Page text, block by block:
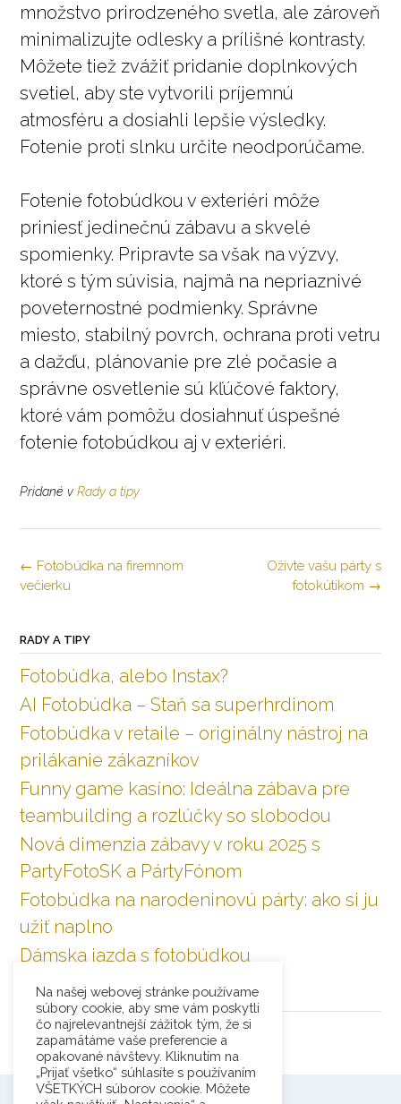
množstvo prirodzeného svetla, ale zároveň
minimalizujte odlesky a prílišné kontrasty.
Môžete tiež zvážiť pridanie doplnkových
svetiel, aby ste vytvorili príjemnú
atmosféru a dosiahli lepšie výsledky.
Fotenie proti slnku určite neodporúčame.
Fotenie fotobúdkou v exteriéri môže
priniesť jedinečnú zábavu a skvelé
spomienky. Pripravte sa však na výzvy,
ktoré s tým súvisia, najmä na nepriaznivé
poveternostné podmienky. Správne
miesto, stabilný povrch, ochrana proti vetru
a dažďu, plánovanie pre zlé počasie a
správne osvetlenie sú kľúčové faktory,
ktoré vám pomôžu dosiahnuť úspešné
fotenie fotobúdkou aj v exteriéri.
Pridané v Rady a tipy
Navigácia
v
Oživte vašu párty s
fotokútikom →
← Fotobúdka na firemnom
večierku
RADY A TIPY
Fotobúdka, alebo Instax?
AI Fotobúdka – Staň sa superhrdinom
Fotobúdka v retaile – originálny nástroj na
prilákanie zákazníkov
Funny game kasíno: Ideálna zábava pre
teambuilding a rozlúčky so slobodou
Nová dimenzia zábavy v roku 2025 s
PartyFotoSK a PártyFónom
Fotobúdka na narodeninovú párty: ako si ju
užiť naplno
Dámska jazda s fotobúdkou
RECENZIE
Na našej webovej stránke používame
súbory cookie, aby sme vám poskytli
čo najrelevantnejší zážitok tým, že si
zapamätáme vaše preferencie a
opakované návštevy. Kliknutím na
„Prijať všetko“ súhlasíte s používaním
VŠETKÝCH súborov cookie. Môžete